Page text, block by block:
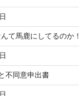
て馬鹿にしてるのか！
不同意申出書